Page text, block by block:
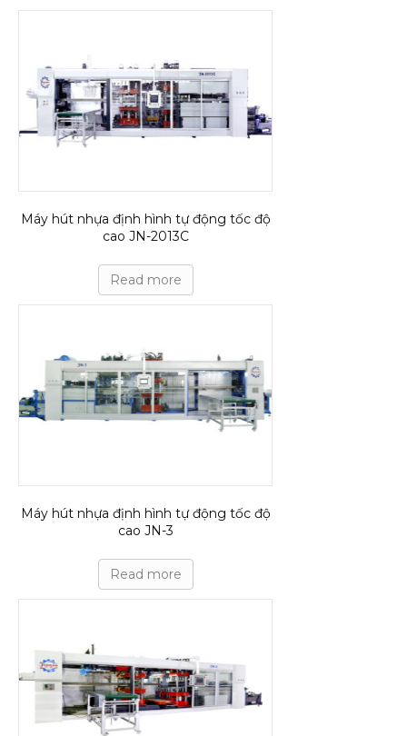
Máy hút nhựa định hình tự động tốc độ
cao JN-2013C
Read more
Máy hút nhựa định hình tự động tốc độ
cao JN-3
Read more